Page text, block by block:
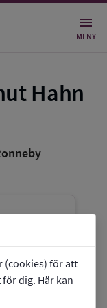
(cookies) för att
dig. Här kan
MENY
Hahn
Hahn 4